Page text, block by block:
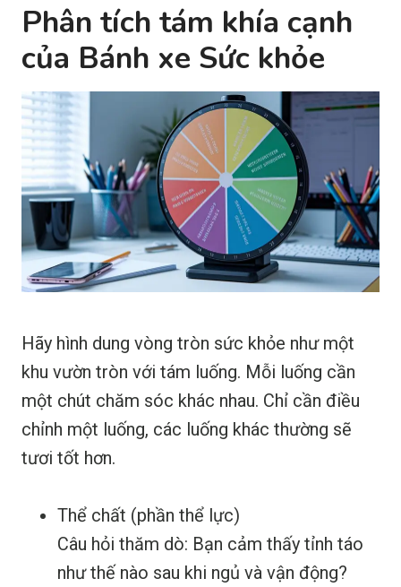
Phân tích tám khía cạnh
của Bánh xe Sức khỏe
Hãy hình dung vòng tròn sức khỏe như một
khu vườn tròn với tám luống. Mỗi luống cần
một chút chăm sóc khác nhau. Chỉ cần điều
chỉnh một luống, các luống khác thường sẽ
tươi tốt hơn.
Thể chất (phần thể lực)
Câu hỏi thăm dò: Bạn cảm thấy tỉnh táo
như thế nào sau khi ngủ và vận động?